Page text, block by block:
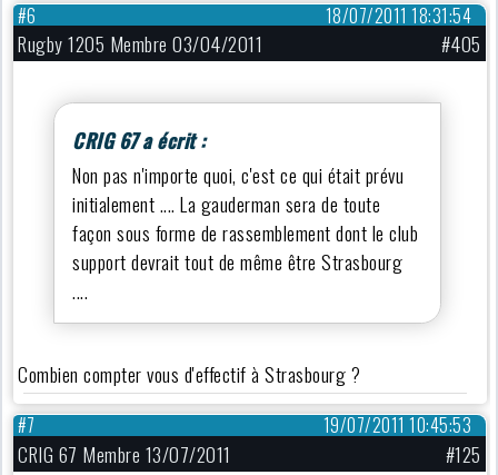
18/07/2011 18:31:54
#6
Rugby 1205 Membre 03/04/2011 #405
CRIG 67 a écrit :
Non pas n'importe quoi, c'est ce qui était prévu
initialement .... La gauderman sera de toute
façon sous forme de rassemblement dont le club
support devrait tout de même être Strasbourg
....
Combien compter vous d'effectif à Strasbourg ?
19/07/2011 10:45:53
#7
CRIG 67 Membre 13/07/2011
#125